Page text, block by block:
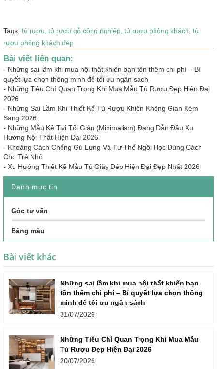
Tags: tủ rượu, tủ rượu gỗ công nghiệp, tủ rượu phòng khách, tủ
rượu phòng khách đẹp
Bài viết liên quan:
- Những sai lầm khi mua nội thất khiến bạn tốn thêm chi phí – Bí
quyết lựa chọn thông minh để tối ưu ngân sách
- Những Tiêu Chí Quan Trọng Khi Mua Mẫu Tủ Rượu Đẹp Hiện Đại
2026
- Những Sai Lầm Khi Thiết Kế Tủ Rượu Khiến Không Gian Kém
Sang 2026
- Những Mẫu Kệ Tivi Tối Giản (Minimalism) Đang Dẫn Đầu Xu
Hướng Nội Thất Hiện Đại 2026
- Khoảng Cách Chống Gù Lưng Và Tư Thế Ngồi Học Đúng Cách
Cho Trẻ Nhỏ
- Xu Hướng Thiết Kế Mẫu Tủ Giày Dép Hiện Đại Đẹp Nhất 2026
Danh mục tin
Góc tư vấn
Bảng màu
Bài viết khác
Những sai lầm khi mua nội thất khiến bạn
tốn thêm chi phí – Bí quyết lựa chọn thông
minh để tối ưu ngân sách
31/07/2026
Những Tiêu Chí Quan Trọng Khi Mua Mẫu
Tủ Rượu Đẹp Hiện Đại 2026
20/07/2026